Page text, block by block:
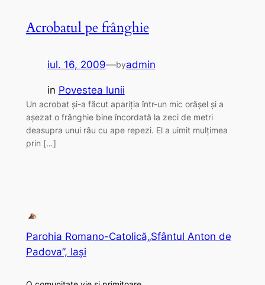
Acrobatul pe frânghie
iul. 16, 2009—byadmin
in Povestea lunii
Un acrobat şi-a făcut apariţia într-un mic orăşel şi a
aşezat o frânghie bine încordată la zeci de metri
deasupra unui râu cu ape repezi. El a uimit mulţimea
prin […]
Parohia Romano-Catolică„Sfântul Anton de
Padova”, Iași